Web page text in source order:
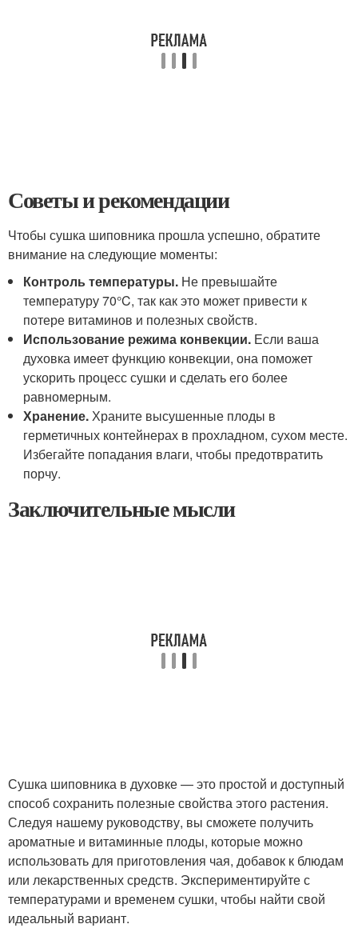
Советы и рекомендации
Чтобы сушка шиповника прошла успешно, обратите
внимание на следующие моменты:
Контроль температуры. Не превышайте
температуру 70°C, так как это может привести к
потере витаминов и полезных свойств.
Использование режима конвекции. Если ваша
духовка имеет функцию конвекции, она поможет
ускорить процесс сушки и сделать его более
равномерным.
Хранение.Храните высушенные плоды в
герметичных контейнерах в прохладном, сухом месте.
Избегайте попадания влаги, чтобы предотвратить
порчу.
Заключительные мысли
Сушка шиповника в духовке — это простой и доступный
способ сохранить полезные свойства этого растения.
Следуя нашему руководству, вы сможете получить
ароматные и витаминные плоды, которые можно
использовать для приготовления чая, добавок к блюдам
или лекарственных средств. Экспериментируйте с
температурами и временем сушки, чтобы найти свой
идеальный вариант.